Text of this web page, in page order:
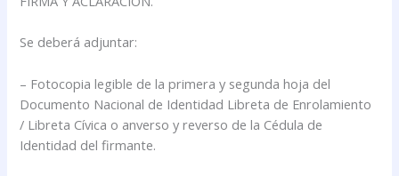
Se deberá adjuntar:
– Fotocopia legible de la primera y segunda hoja del
Documento Nacional de Identidad Libreta de Enrolamiento
/ Libreta Cívica o anverso y reverso de la Cédula de
Identidad del firmante.